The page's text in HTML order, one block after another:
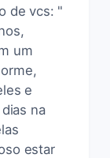
de vcs: "
um
e
na
estar